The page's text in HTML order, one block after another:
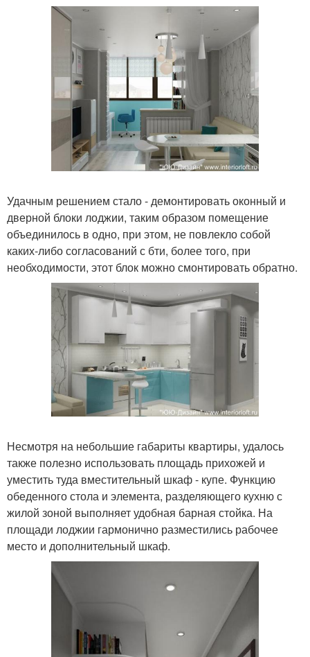
Удачным решением стало - демонтировать оконный и
дверной блоки лоджии, таким образом помещение
объединилось в одно, при этом, не повлекло собой
каких-либо согласований с бти, более того, при
необходимости, этот блок можно смонтировать обратно.
Несмотря на небольшие габариты квартиры, удалось
также полезно использовать площадь прихожей и
уместить туда вместительный шкаф - купе. Функцию
обеденного стола и элемента, разделяющего кухню с
жилой зоной выполняет удобная барная стойка. На
площади лоджии гармонично разместились рабочее
место и дополнительный шкаф.